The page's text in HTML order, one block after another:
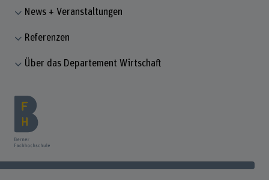
News + Veranstaltungen
Referenzen
Über das Departement Wirtschaft